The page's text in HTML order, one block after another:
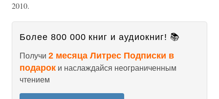
2010.
Более 800 000 книг и аудиокниг! 📚
Получи 2 месяца Литрес Подписки в
подарок и наслаждайся неограниченным
чтением